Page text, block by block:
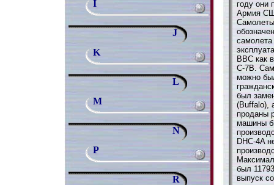
I
J
K
L
M
N
P
R
году они
Армия
Самолеты
ВВС как
C-7B.
можно
был
(Buffalo),
проданы
машины
DHC-4A
был
выпуск